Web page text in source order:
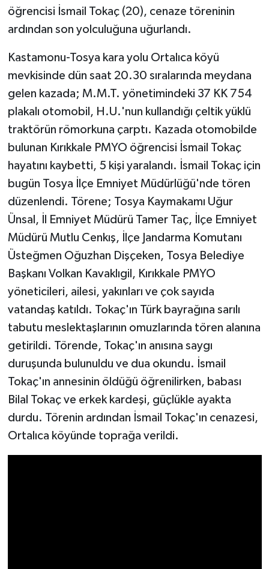
öğrencisi İsmail Tokaç (20), cenaze töreninin
ardından son yolculuğuna uğurlandı.
Kastamonu-Tosya kara yolu Ortalıca köyü
mevkisinde dün saat 20.30 sıralarında meydana
gelen kazada; M.M.T. yönetimindeki 37 KK 754
plakalı otomobil, H.U.'nun kullandığı çeltik yüklü
traktörün römorkuna çarptı. Kazada otomobilde
bulunan Kırıkkale PMYO öğrencisi İsmail Tokaç
hayatını kaybetti, 5 kişi yaralandı. İsmail Tokaç için
bugün Tosya İlçe Emniyet Müdürlüğü'nde tören
düzenlendi. Törene; Tosya Kaymakamı Uğur
Ünsal, İl Emniyet Müdürü Tamer Taç, İlçe Emniyet
Müdürü Mutlu Cenkış, İlçe Jandarma Komutanı
Üsteğmen Oğuzhan Dişçeken, Tosya Belediye
Başkanı Volkan Kavaklıgil, Kırıkkale PMYO
yöneticileri, ailesi, yakınları ve çok sayıda
vatandaş katıldı. Tokaç'ın Türk bayrağına sarılı
tabutu meslektaşlarının omuzlarında tören alanına
getirildi. Törende, Tokaç'ın anısına saygı
duruşunda bulunuldu ve dua okundu. İsmail
Tokaç'ın annesinin öldüğü öğrenilirken, babası
Bilal Tokaç ve erkek kardeşi, güçlükle ayakta
durdu. Törenin ardından İsmail Tokaç'ın cenazesi,
Ortalıca köyünde toprağa verildi.